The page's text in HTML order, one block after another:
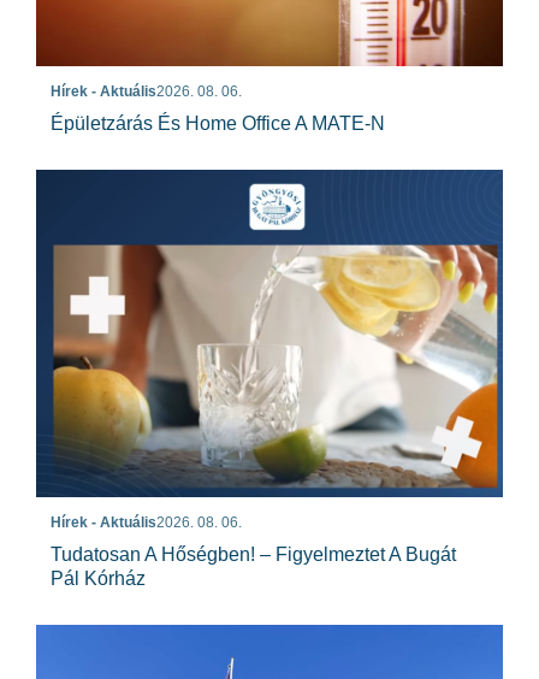
Hírek - Aktuális2026. 08. 06.
Épületzárás És Home Office A MATE-N
Hírek - Aktuális2026. 08. 06.
Tudatosan A Hőségben! – Figyelmeztet A Bugát
Pál Kórház